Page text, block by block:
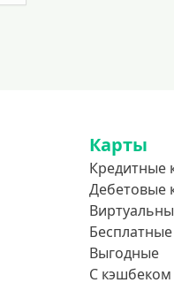
Карты
Кредитные
Дебетовые
Бесплатные
Выгодные
С кэшбеком